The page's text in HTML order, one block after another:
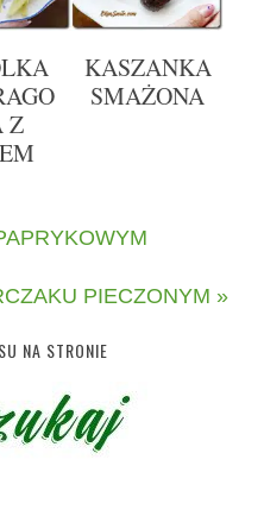
Z
KASZANKA
SMAŻONA
PIECZONYM »
NA STRONIE